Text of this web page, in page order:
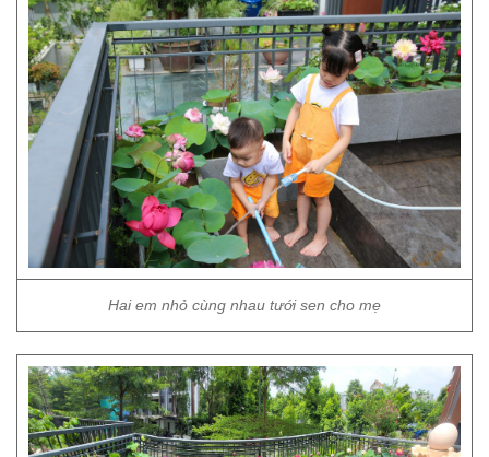
Hai em nhỏ cùng nhau tưới sen cho mẹ